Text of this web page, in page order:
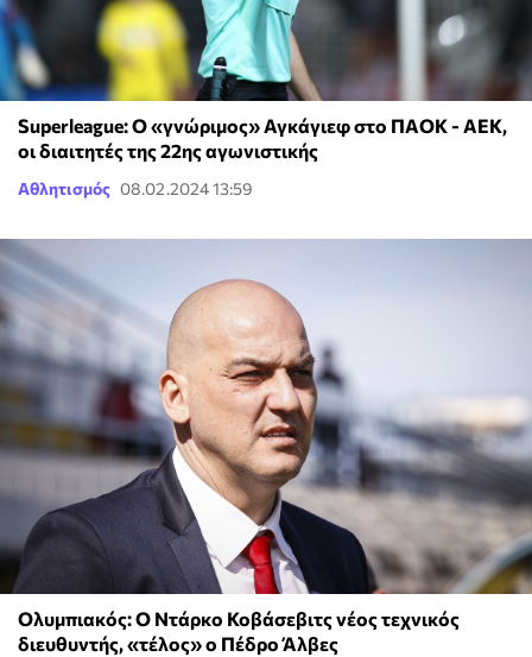
Superleague: Ο «γνώριμος» Αγκάγιεφ στο ΠΑΟΚ - ΑΕΚ,
οι διαιτητές της 22ης αγωνιστικής
Αθλητισμός 08.02.2024 13:59
Ολυμπιακός: Ο Ντάρκο Κοβάσεβιτς νέος τεχνικός
διευθυντής, «τέλος» ο Πέδρο Άλβες